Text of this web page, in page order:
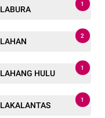
LABURA
1
LAHAN
2
LAHANG HULU
1
LAKALANTAS
1